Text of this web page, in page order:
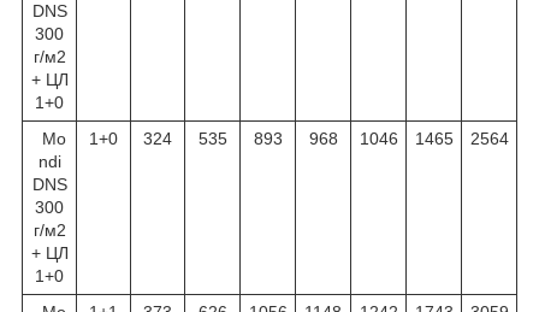
DNS
300
г/м2
+ ЦЛ
1+0
Mo
ndi
DNS
300
г/м2
+ ЦЛ
1+0
1+0 324 535 893 968 1046 1465 2564